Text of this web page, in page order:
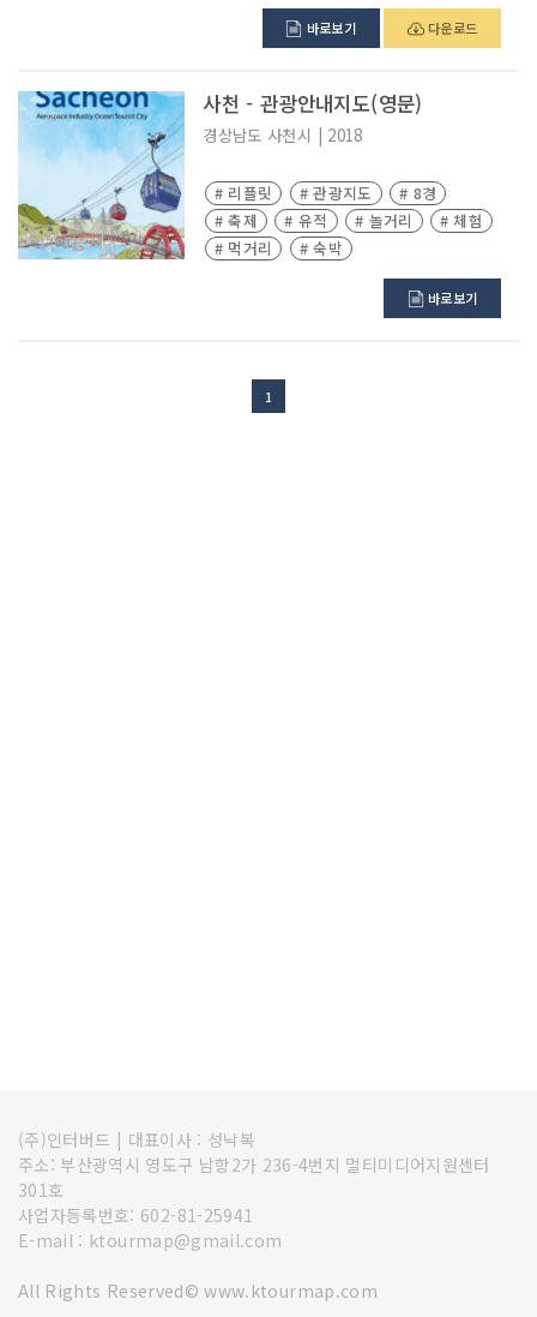
바로보기 다운로드
사천 - 관광안내지도(영문)
경상남도 사천시 | 2018
# 리플릿 # 관광지도
# 8경
# 축제
# 유적 # 놀거리
# 체험
# 먹거리
# 숙박
바로보기
1
(주)인터버드 | 대표이사 : 성낙복
주소: 부산광역시 영도구 남항2가 236-4번지 멀티미디어지원센터
301호
사업자등록번호: 602-81-25941
E-mail : ktourmap@gmail.com
All Rights Reserved© www.ktourmap.com